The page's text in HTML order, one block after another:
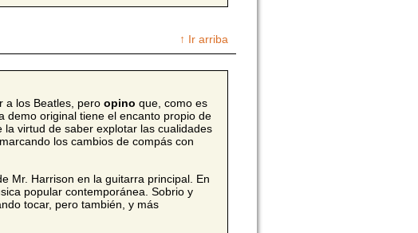
↑ Ir arriba
a los Beatles, peroopino que, como es
demo original tiene el encanto propio de
virtud de saber explotar las cualidades
los cambios de compás con
Mr. Harrison en la guitarra principal. En
popular contemporánea. Sobrio y
tocar, pero también, y más